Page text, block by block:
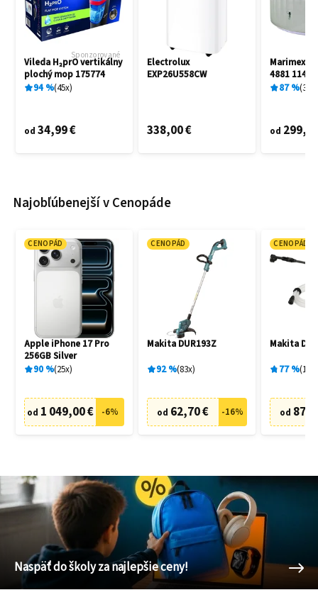
Sponzorované
Vileda H₂prO vertikálny
plochý mop 175774
94% 45x
od 34,99 €
Electrolux
EXP26U558CW
338,00 €
Marimex
4881
87% 3
od
Najobľúbenejší v Cenopáde
CENOPÁD
Apple iPhone 17 Pro
256GB Silver
90% 25x
od 1 049,00 € -6%
CENOPÁD
Makita DUR193Z
92% 83x
od 62,70 € -16%
CENOPÁD
Makita
77% 19
od
Naspäť do školy za najlepšie ceny!